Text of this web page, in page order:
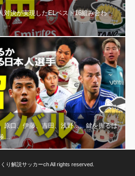
対決が実現したELベスト16組み合わ
…
原口、伊藤、吉田、浅野…。鍵を握るは
…
り解説サッカーchAll rights reserved.